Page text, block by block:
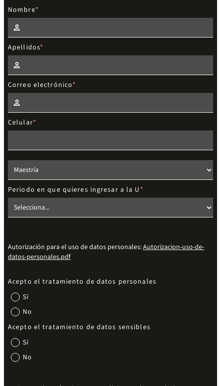
Nombre
Apellidos
Correo electrónico
Celular
Elige el nivel de estudios
Periodo en que quieres ingresar a la U
Autorización para el uso de datos personales:Autorizacion-uso-de-
datos-personales.pdf
Acepto el tratamiento de datos personales
Sí
No
Acepto el tratamiento de datos sensibles
Sí
No